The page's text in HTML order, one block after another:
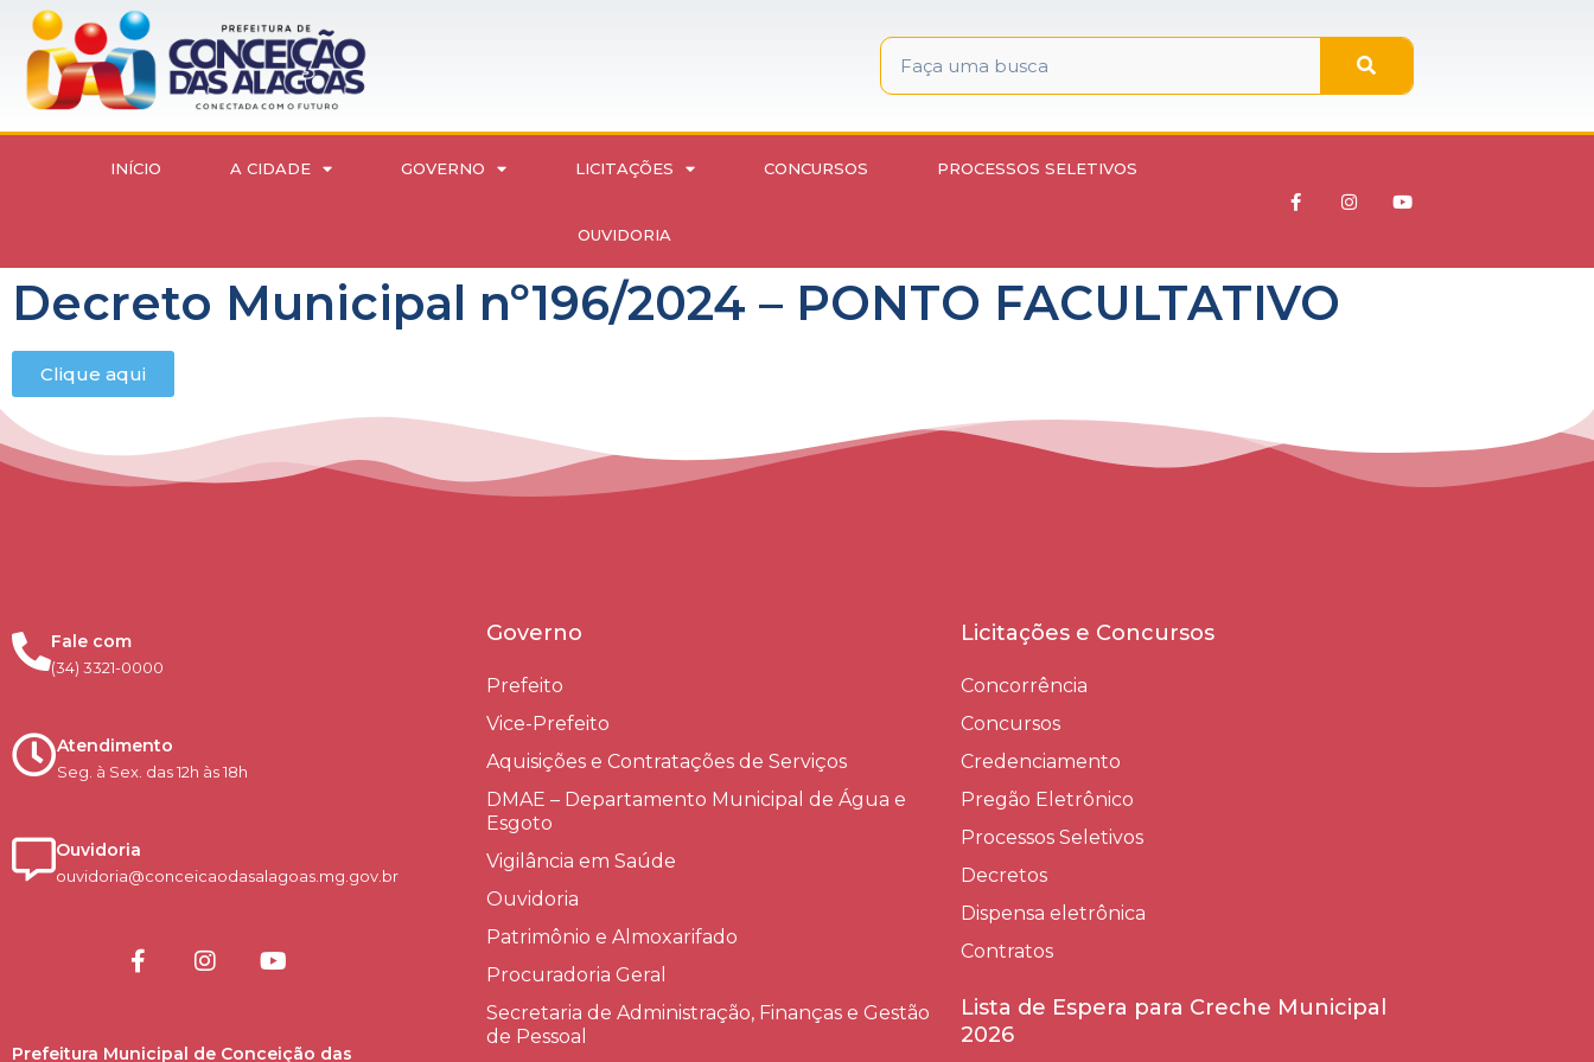
INÍCIO A CIDADE GOVERNO LICITAÇÕES CONCURSOS PROCESSOS SELETIVOS
OUVIDORIA
Decreto Municipal nº196/2024 – PONTO FACULTATIVO
Clique aqui
Fale com
(34) 3321-0000
Atendimento
Seg. à Sex. das 12h às 18h
Ouvidoria
ouvidoria@conceicaodasalagoas.mg.gov.br
Prefeitura Municipal de Conceição das
Governo
Prefeito
Vice-Prefeito
Aquisições e Contratações de Serviços​
DMAE – Departamento Municipal de Água e
Esgoto
Vigilância em Saúde
Ouvidoria
Patrimônio e Almoxarifado
Procuradoria Geral
Secretaria de Administração, Finanças e Gestão
de Pessoal
Licitações e Concursos
Concorrência
Concursos
Credenciamento
Pregão Eletrônico
Processos Seletivos
Decretos
Dispensa eletrônica
Contratos
Lista de Espera para Creche Municipal
2026